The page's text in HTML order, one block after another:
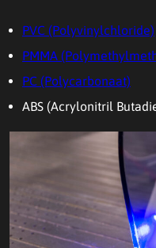
PVC (Polyvinylchloride)
PMMA
PC (Polycarbonaat)
ABS (Acrylonitril